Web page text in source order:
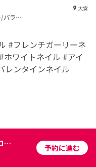
【𝙨𝙝𝙖𝙣𝙩𝙞】韓国ネイル/ガーリー/パラジェル
大宮
#フレンチガーリーネ
ワイトネイル #アイ
レンタインネイル
ースにより変動します⸝⋆
予約に進む
客アプリ | ネイリービ